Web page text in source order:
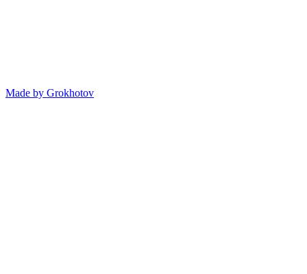
Made by Grokhotov